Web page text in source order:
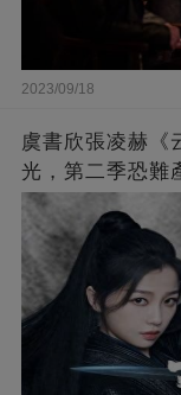
2023/09/18
虞書欣張凌赫《
光，第二季恐難